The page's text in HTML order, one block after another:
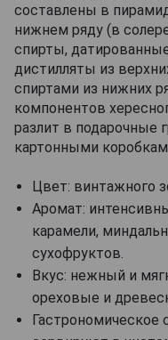
составлены в
нижнем ряду (в
спирты,
дистилляты из
спиртами из нижних
компонентов
разлит в подарочные
картонными
Цвет: винтажного
Аромат:
карамели,
сухофруктов.
Вкус: нежный и
ореховые и
Гастрономическое